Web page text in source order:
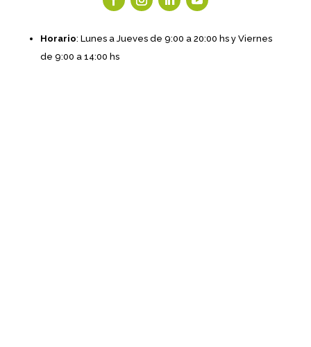
Horario: Lunes a Jueves de 9:00 a 20:00 hs y Viernes
de 9:00 a 14:00 hs